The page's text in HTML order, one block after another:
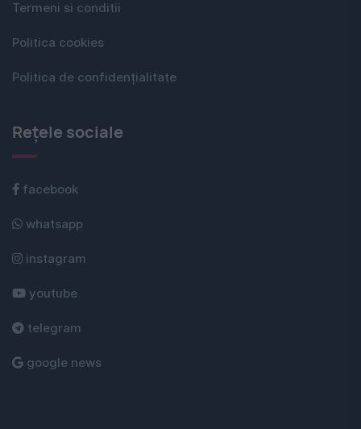
Termeni si conditii
Politica cookies
Politica de confidențialitate
Rețele sociale
facebook
whatsapp
instagram
youtube
telegram
google news